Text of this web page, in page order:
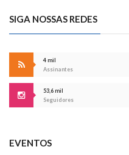
SIGA NOSSAS REDES
4 mil
Assinantes
53,6 mil
Seguidores
EVENTOS